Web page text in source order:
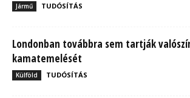
Jármű TUDÓSÍTÁS
Londonban továbbra sem tartják
kamatemelését
Külföld TUDÓSÍTÁS